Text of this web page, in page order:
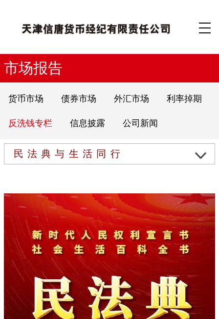
市场报告
货币市场 债券市场 外汇市场 利率掉期
反洗钱专栏 信息披露 公司新闻
民法典与生活同行